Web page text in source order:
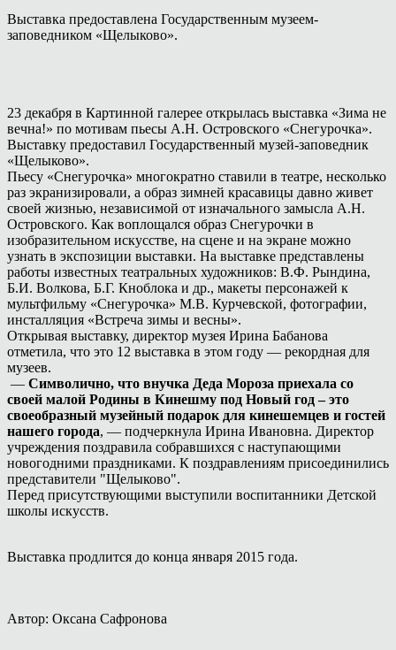
Выставка предоставлена Государственным музеем-
заповедником «Щелыково».
23 декабря в Картинной галерее открылась выставка «Зима не
вечна!» по мотивам пьесы А.Н. Островского «Снегурочка».
Выставку предоставил Государственный музей-заповедник
«Щелыково».
Пьесу «Снегурочка» многократно ставили в театре, несколько
раз экранизировали, а образ зимней красавицы давно живет
своей жизнью, независимой от изначального замысла А.Н.
Островского. Как воплощался образ Снегурочки в
изобразительном искусстве, на сцене и на экране можно
узнать в экспозиции выставки. На выставке представлены
работы известных театральных художников: В.Ф. Рындина,
Б.И. Волкова, Б.Г. Кноблока и др., макеты персонажей к
мультфильму «Снегурочка» М.В. Курчевской, фотографии,
инсталляция «Встреча зимы и весны».
Открывая выставку, директор музея Ирина Бабанова
отметила, что это 12 выставка в этом году — рекордная для
музеев.
— Символично, что внучка Деда Мороза приехала со
своей малой Родины в Кинешму под Новый год – это
своеобразный музейный подарок для кинешемцев и гостей
нашего города, — подчеркнула Ирина Ивановна. Директор
учреждения поздравила собравшихся с наступающими
новогодними праздниками. К поздравлениям присоединились
представители "Щелыково".
Перед присутствующими выступили воспитанники Детской
школы искусств.
Выставка продлится до конца января 2015 года.
Автор: Оксана Сафронова